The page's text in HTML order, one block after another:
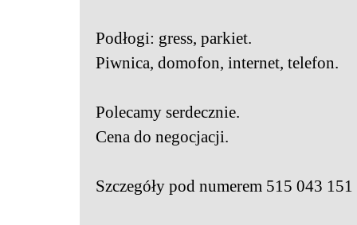
Podłogi: gress, parkiet.
Piwnica, domofon, internet, telefon.
Polecamy serdecznie.
Cena do negocjacji.
Szczegóły pod numerem 515 043 151